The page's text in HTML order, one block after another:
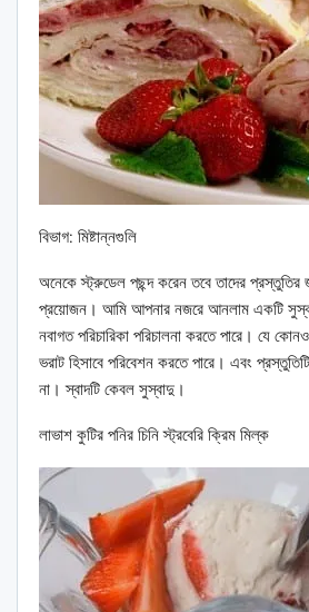
বিভাগ: মিষ্টান্নগুলি
অনেকে স্ট্রুডেল পছন্দ করেন তবে তাদের প্রস্তুতির
প্রয়োজন। আমি আপনার নজরে আনলাম একটি
নবাগত পরিচারিকা পরিচালনা করতে পারে। যে
ভরাট হিসাবে পরিবেশন করতে পারে। এবং
না। স্বাদটি কেবল সুস্বাদু।
লাভাশ কুটির পনির চিনি স্ট্রবেরি ক্রিম মিল্ক